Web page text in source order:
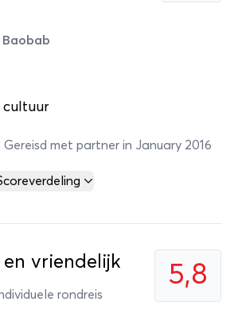
Baobab
cultuur
Gereisd met partner in January 2016
5,8
vriendelijk
rondreis